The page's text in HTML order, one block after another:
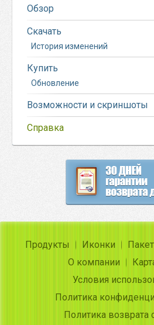
Обзор
Скачать
История изменений
Купить
Обновление
Возможности и скриншоты
Справка
Продукты Иконки
О компании
Условия
Политика
Политика возврата